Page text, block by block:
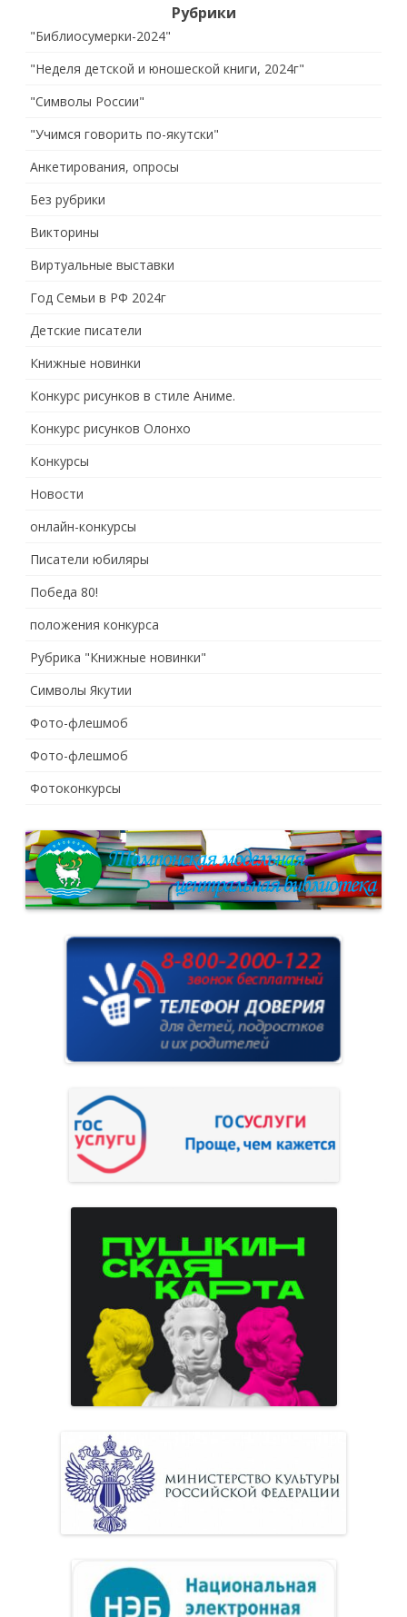
Рубрики
"Библиосумерки-2024"
"Неделя детской и юношеской книги, 2024г"
"Символы России"
"Учимся говорить по-якутски"
Анкетирования, опросы
Без рубрики
Викторины
Виртуальные выставки
Год Семьи в РФ 2024г
Детские писатели
Книжные новинки
Конкурс рисунков в стиле Аниме.
Конкурс рисунков Олонхо
Конкурсы
Новости
онлайн-конкурсы
Писатели юбиляры
Победа 80!
положения конкурса
Рубрика "Книжные новинки"
Символы Якутии
Фото-флешмоб
Фото-флешмоб
Фотоконкурсы